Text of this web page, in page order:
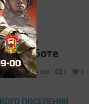
работе
868 0 0